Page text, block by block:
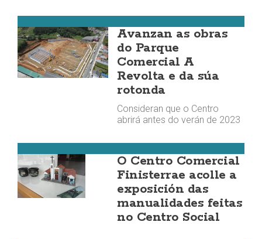
Avanzan as obras
do Parque
Comercial A
Revolta e da súa
rotonda
Consideran que o Centro
abrirá antes do verán de 2023
O Centro Comercial
Finisterrae acolle a
exposición das
manualidades feitas
no Centro Social